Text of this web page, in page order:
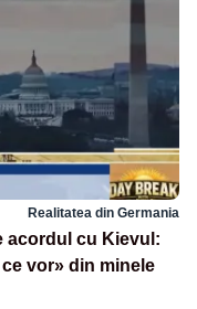
Realitatea din Germania
acordul cu Kievul:
vor» din minele